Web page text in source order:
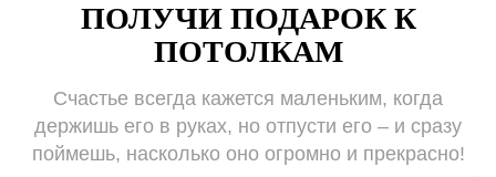
ПОЛУЧИ ПОДАРОК К
ПОТОЛКАМ
Счастье всегда кажется маленьким, когда
держишь его в руках, но отпусти его – и сразу
поймешь, насколько оно огромно и прекрасно!